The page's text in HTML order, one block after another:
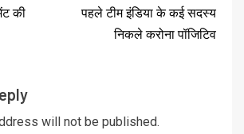
की
पहले टीम इंडिया के कई सदस्य
निकले करोना पॉजिटिव
will not be published.